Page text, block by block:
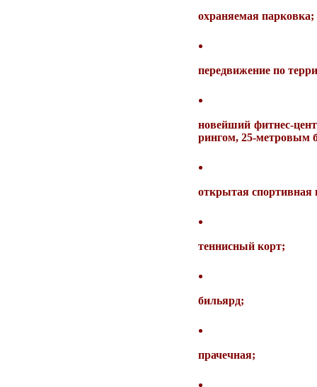
охраняемая парковка;
передвижение по
новейший фитнес-
рингом, 25-метровым
открытая спортивная
теннисный корт;
бильярд;
прачечная;